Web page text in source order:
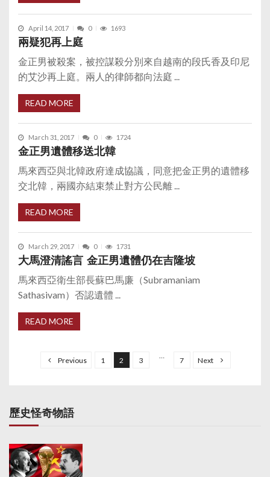
April 14, 2017 0 1693
兩疑犯再上庭
金正男被殺案，被控謀殺分別來自越南的段氏香及印尼
的艾沙再上庭。兩人的律師都向法庭 ...
READ MORE
March 31, 2017 0 1724
金正男遺體移送北韓
馬來西亞與北韓政府達成協議，同意把金正男的遺體移
交北韓，兩國亦結束禁止對方公民離 ...
READ MORE
March 29, 2017 0 1731
大馬澄清謠言 金正男遺體仍在吉隆坡
馬來西亞衛生部長蘇巴馬廉（Subramaniam
Sathasivam）否認遺體 ...
READ MORE
s
p
a
g
Previous 1 2 3
…
7 Next
歷史怪奇物語